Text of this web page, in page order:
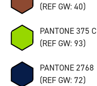
(REF GW: 40)
PANTONE 375 C
(REF GW: 93)
PANTONE 2768
(REF GW: 72)